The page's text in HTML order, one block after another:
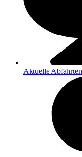
Aktuelle Abfahrten